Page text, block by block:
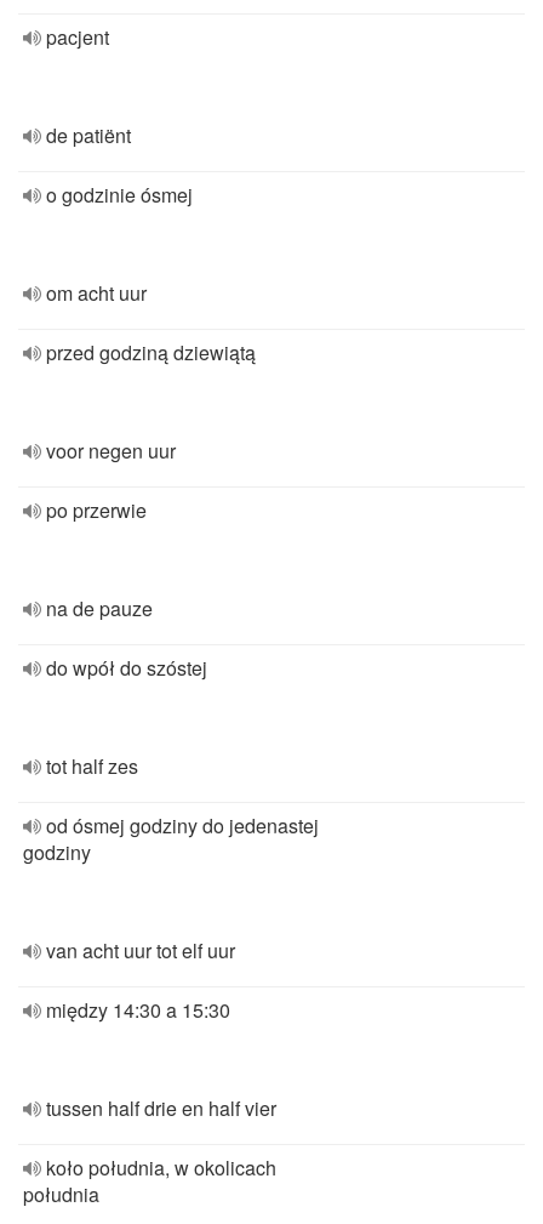
pacjent
de patiënt
o godzinie ósmej
om acht uur
przed godziną dziewiątą
voor negen uur
po przerwie
na de pauze
do wpół do szóstej
tot half zes
od ósmej godziny do jedenastej
godziny
van acht uur tot elf uur
między 14:30 a 15:30
tussen half drie en half vier
koło południa, w okolicach
południa